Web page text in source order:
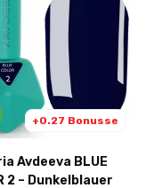
+0.27 Bonusse
Avdeeva BLUE
2 – Dunkelblauer